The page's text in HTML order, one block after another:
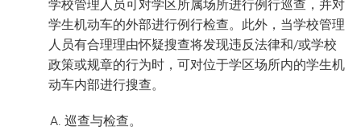
学生机动车的外部进行例行检查。此外，当学校管理
人员有合理理由怀疑搜查将发现违反法律和/或学校
政策或规章的行为时，可对位于学区场所内的学生机
动车内部进行搜查。
巡查与检查。